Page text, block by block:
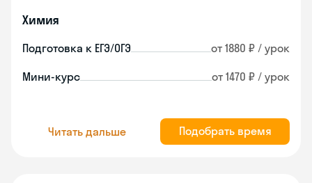
Химия
Подготовка к ЕГЭ/ОГЭ от 1880 ₽ / урок
Мини-курс от 1470 ₽ / урок
Читать дальше Подобрать время